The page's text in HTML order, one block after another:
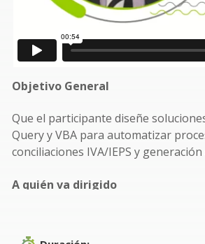
Objetivo General
Que el participante diseñe
Query y VBA para automatizar
conciliaciones IVA/IEPS y
A quién va dirigido